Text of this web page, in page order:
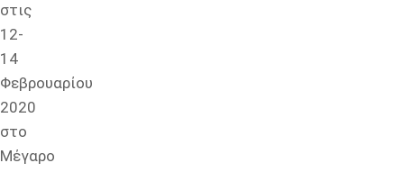
στις
12-
14
Φεβρουαρίου
2020
στο
Μέγαρο